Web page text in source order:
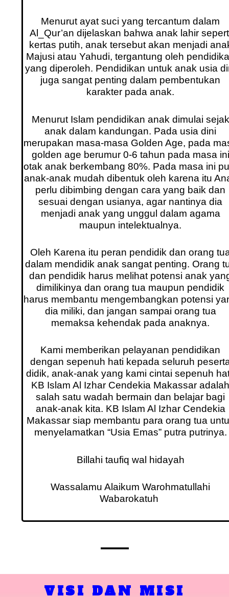
Menurut ayat suci yang tercantum dalam
Al_Qur’an dijelaskan bahwa anak lahir
kertas putih, anak tersebut akan menjadi
Majusi atau Yahudi, tergantung oleh
yang diperoleh. Pendidikan untuk anak usia
juga sangat penting dalam pembentukan
karakter pada anak.
Menurut Islam pendidikan anak dimulai sejak
anak dalam kandungan. Pada usia dini
merupakan masa-masa Golden Age, pada
golden age berumur 0-6 tahun pada masa ini
otak anak berkembang 80%. Pada masa ini
anak-anak mudah dibentuk oleh karena itu
perlu dibimbing dengan cara yang baik dan
sesuai dengan usianya, agar nantinya dia
menjadi anak yang unggul dalam agama
maupun intelektualnya.
Oleh Karena itu peran pendidik dan orang
dalam mendidik anak sangat penting. Orang
dan pendidik harus melihat potensi anak
dimilikinya dan orang tua maupun pendidik
harus membantu mengembangkan potensi
dia miliki, dan jangan sampai orang tua
memaksa kehendak pada anaknya.
Kami memberikan pelayanan pendidikan
dengan sepenuh hati kepada seluruh
didik, anak-anak yang kami cintai sepenuh
KB Islam Al Izhar Cendekia Makassar
salah satu wadah bermain dan belajar bagi
anak-anak kita. KB Islam Al Izhar Cendekia
Makassar siap membantu para orang tua
menyelamatkan “Usia Emas” putra putrinya.
Billahi taufiq wal hidayah
Wassalamu Alaikum Warohmatullahi
Wabarokatuh
VISI DAN MISI